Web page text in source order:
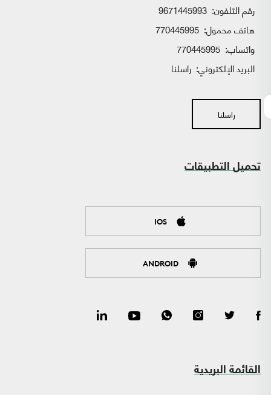
رقم التلفون: 9671445993
هاتف محمول: 770445995
واتساب:
البريد الإلكتروني: راسلنا
راسلنا
تحميل التطبيقات
IOS
ANDROID
القائمة البريدية